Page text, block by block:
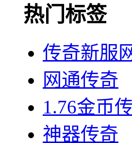
热门标签
传奇新服
网通传奇
1.76金币
神器传奇